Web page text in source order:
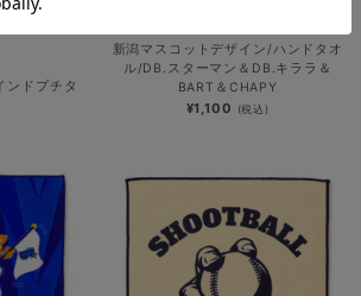
ンドプチタ
新潟マスコットデザイン/ハンドタオ
ル/DB.スターマン＆DB.キララ＆
BART＆CHAPY
¥1,100 (税込)